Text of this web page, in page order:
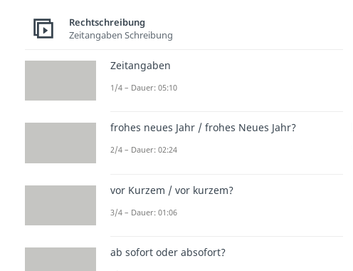
Rechtschreibung
Zeitangaben Schreibung
Zeitangaben
1/4 – Dauer: 05:10
frohes neues Jahr / frohes Neues Jahr?
2/4 – Dauer: 02:24
vor Kurzem / vor kurzem?
3/4 – Dauer: 01:06
ab sofort oder absofort?